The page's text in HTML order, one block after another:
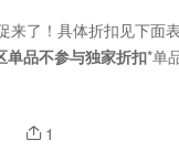
来了！具体折扣见下面
单品不参与独家折扣*单
1